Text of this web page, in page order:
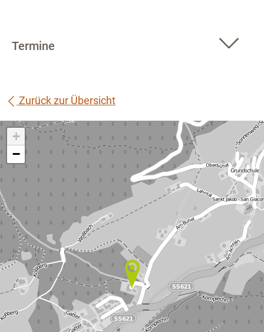
Termine
Zurück zur Übersicht
+
−